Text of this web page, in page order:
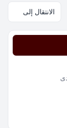
الانتقال إلى